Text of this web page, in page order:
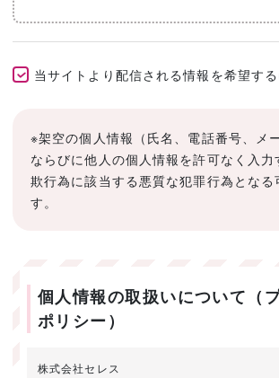
当サイトより配信される情報を希望す
※架空の個人情報（氏名、電話番号、メ
ならびに他人の個人情報を許可なく入
欺行為に該当する悪質な犯罪行為となる
す。
個人情報の取扱いについて（
ポリシー）
株式会社セレス